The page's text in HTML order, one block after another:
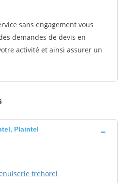
sans engagement vous
demandes de devis en
activité et ainsi assurer un
Plaintel
trehorel